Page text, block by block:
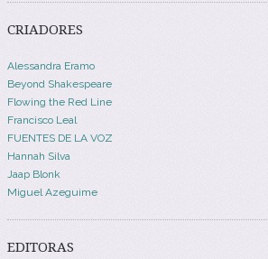
CRIADORES
Alessandra Eramo
Beyond Shakespeare
Flowing the Red Line
Francisco Leal
FUENTES DE LA VOZ
Hannah Silva
Jaap Blonk
Miguel Azeguime
EDITORAS